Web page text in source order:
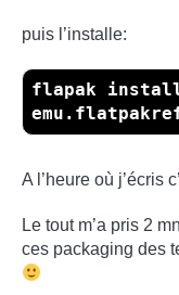
puis l’installe:
flapak install
A l’heure où j’écris
Le tout m’a pris 2
ces packaging des